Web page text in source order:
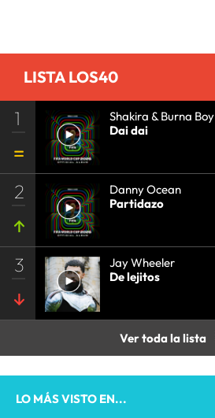
LISTA LOS40
1
Shakira & Burna Boy
Dai dai
2
Danny Ocean
Partidazo
3
Jay Wheeler
De lejitos
Ver toda la lista
LO MÁS VISTO EN...